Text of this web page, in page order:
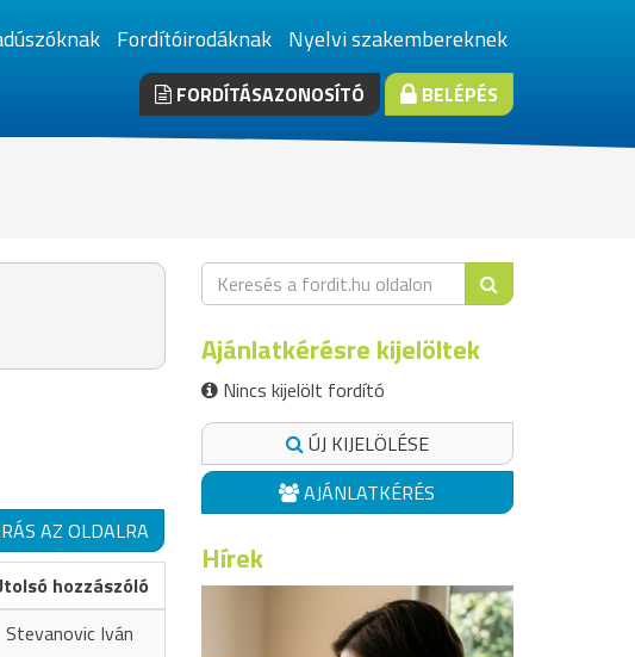
Fordítóirodáknak Nyelvi szakembereknek
FORDÍTÁSAZONOSÍTÓ BELÉPÉS
AZ OLDALRA
hozzászóló
Stevanovic Iván
Ajánlatkérésre kijelöltek
Nincs kijelölt fordító
ÚJ KIJELÖLÉSE
AJÁNLATKÉRÉS
Hírek